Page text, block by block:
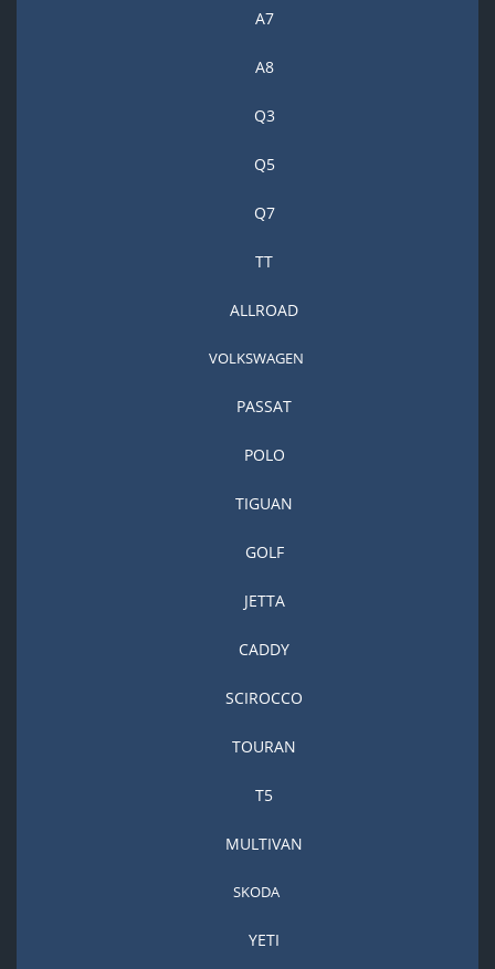
A7
A8
Q3
Q5
Q7
TT
ALLROAD
VOLKSWAGEN
PASSAT
POLO
TIGUAN
GOLF
JETTA
CADDY
SCIROCCO
TOURAN
T5
MULTIVAN
SKODA
YETI